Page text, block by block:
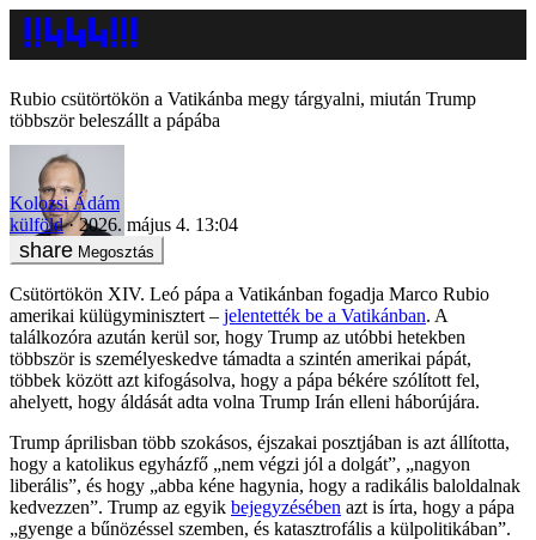
Rubio csütörtökön a Vatikánba megy tárgyalni, miután Trump
többször beleszállt a pápába
Kolozsi Ádám
külföld
2026. május 4. 13:04
Megosztás
Csütörtökön XIV. Leó pápa a Vatikánban fogadja Marco Rubio
amerikai külügyminisztert – jelentették be a Vatikánban. A
találkozóra azután kerül sor, hogy Trump az utóbbi hetekben
többször is személyeskedve támadta a szintén amerikai pápát,
többek között azt kifogásolva, hogy a pápa békére szólított fel,
ahelyett, hogy áldását adta volna Trump Irán elleni háborújára.
Trump áprilisban több szokásos, éjszakai posztjában is azt állította,
hogy a katolikus egyházfő „nem végzi jól a dolgát”, „nagyon
liberális”, és hogy „abba kéne hagynia, hogy a radikális baloldalnak
kedvezzen”. Trump az egyik bejegyzésében azt is írta, hogy a pápa
„gyenge a bűnözéssel szemben, és katasztrofális a külpolitikában”.